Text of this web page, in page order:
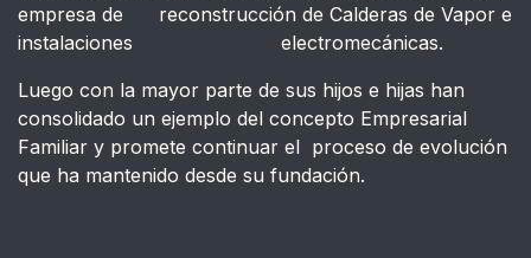
empresa de reconstrucción de Calderas de Vapor e
instalaciones electromecánicas.
Luego con la mayor parte de sus hijos e hijas han
consolidado un ejemplo del concepto Empresarial
Familiar y promete continuar el proceso de evolución
que ha mantenido desde su fundación.